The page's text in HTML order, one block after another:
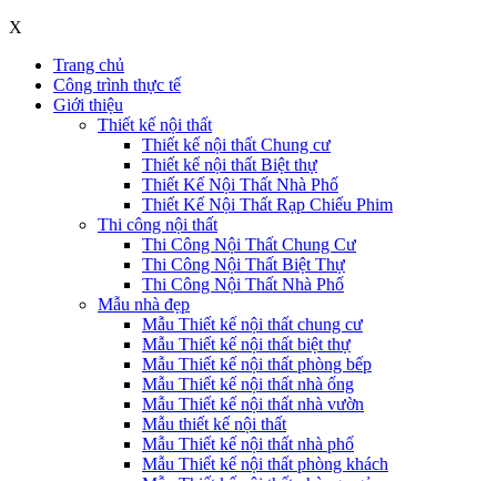
X
Trang chủ
Công trình thực tế
Giới thiệu
Thiết kế nội thất
Thiết kế nội thất Chung cư
Thiết kế nội thất Biệt thự
Thiết Kế Nội Thất Nhà Phố
Thiết Kế Nội Thất Rạp Chiếu Phim
Thi công nội thất
Thi Công Nội Thất Chung Cư
Thi Công Nội Thất Biệt Thự
Thi Công Nội Thất Nhà Phố
Mẫu nhà đẹp
Mẫu Thiết kế nội thất chung cư
Mẫu Thiết kế nội thất biệt thự
Mẫu Thiết kế nội thất phòng bếp
Mẫu Thiết kế nội thất nhà ống
Mẫu Thiết kế nội thất nhà vườn
Mẫu thiết kế nội thất
Mẫu Thiết kế nội thất nhà phố
Mẫu Thiết kế nội thất phòng khách